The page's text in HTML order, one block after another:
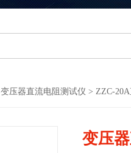
变压器直流电阻测试仪 > ZZC-
变压